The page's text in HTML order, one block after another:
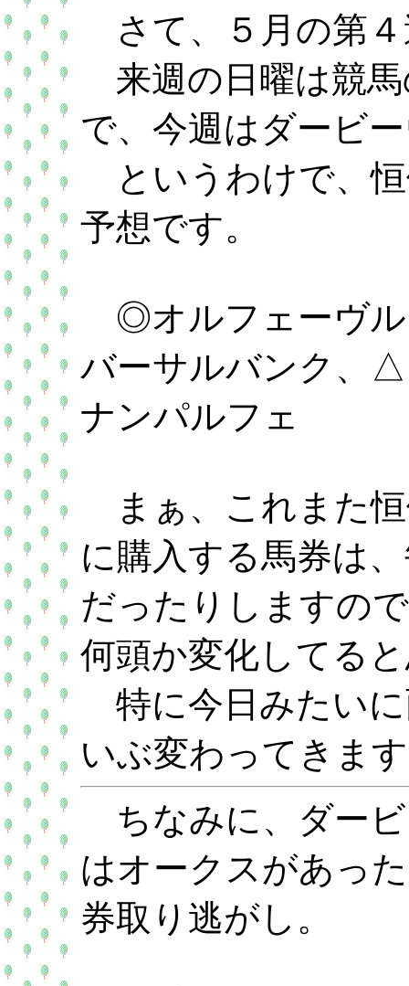
さて、５月の第
来週の日曜は競
で、今週はダービ
というわけで、恒
予想です。
◎オルフェーヴル
バーサルバンク、
ナンパルフェ
まぁ、これまた恒
に購入する馬券は
だったりしますの
何頭か変化してる
特に今日みたい
いぶ変わってきま
ちなみに、ダー
はオークスがあっ
券取り逃がし。